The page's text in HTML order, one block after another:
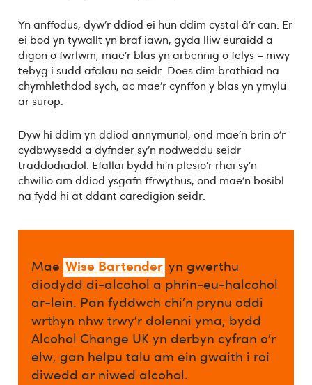
Yn anffodus, dyw’r ddiod ei hun ddim cystal â’r can. Er
ei bod yn tywallt yn braf iawn, gyda lliw euraidd a
digon o fwrlwm, mae’r blas yn arbennig o felys – mwy
tebyg i sudd afalau na seidr. Does dim brathiad na
chymhlethdod sych, ac mae’r cynffon y blas yn ymylu
ar surop.
Dyw hi ddim yn ddiod annymunol, ond mae’n brin o’r
cydbwysedd a dyfnder sy’n nodweddu seidr
traddodiadol. Efallai bydd hi’n plesio’r rhai sy’n
chwilio am ddiod ysgafn ffrwythus, ond mae’n bosibl
na fydd hi at ddant caredigion seidr.
Mae Wise Bartender yn gwerthu
diodydd di-alcohol a phrin-eu-halcohol
ar-lein. Pan fyddwch chi’n prynu oddi
wrthyn nhw trwy’r dolenni yma, bydd
Alcohol Change UK yn derbyn cyfran o’r
elw, gan helpu talu am ein gwaith i roi
diwedd ar niwed alcohol.​